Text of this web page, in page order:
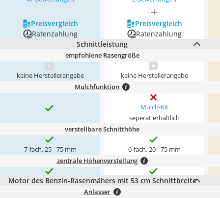
mehr anzeigen
Preis­vergleich
Preis­vergleich
Ratenzahlung
Ratenzahlung
Schnittleistung
empfohlene Rasengröße
keine Herstellerangabe keine Herstellerangabe
Mulchfunktion
Mulch-Kit
seperat erhältlich
verstellbare Schnitthöhe
7-fach, 25 - 75 mm 6-fach, 20 - 75 mm
zentrale Höhenverstellung
Motor des Benzin-Rasenmähers mit 53 cm Schnittbreite
Anlasser